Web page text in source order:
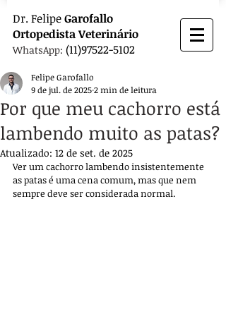
Dr. FelipeGarofallo
OrtopedistaVeterinário
WhatsApp: (11)97522-5102
Por que meu cachorro está
lambendo muito as patas?
Felipe Garofallo
9 de jul. de 20252 min de leitura
Atualizado: 12 de set. de 2025
Ver um cachorro lambendo insistentemente
as patas é uma cena comum, mas que nem
sempre deve ser considerada normal.